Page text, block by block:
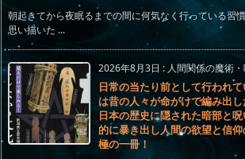
朝起きてから夜眠るまでの間に何気なく行っている習
思い描いた ...
2026年8月3日 : 人間関係の魔術
日常の当たり前として行われ
は昔の人々が命がけで編み出
日本の歴史に隠された暗部と
的に暴き出し人間の欲望と信
極の一冊！